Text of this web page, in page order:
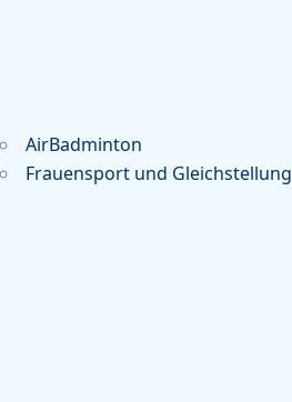
AirBadminton
Frauensport und Gleichstellung